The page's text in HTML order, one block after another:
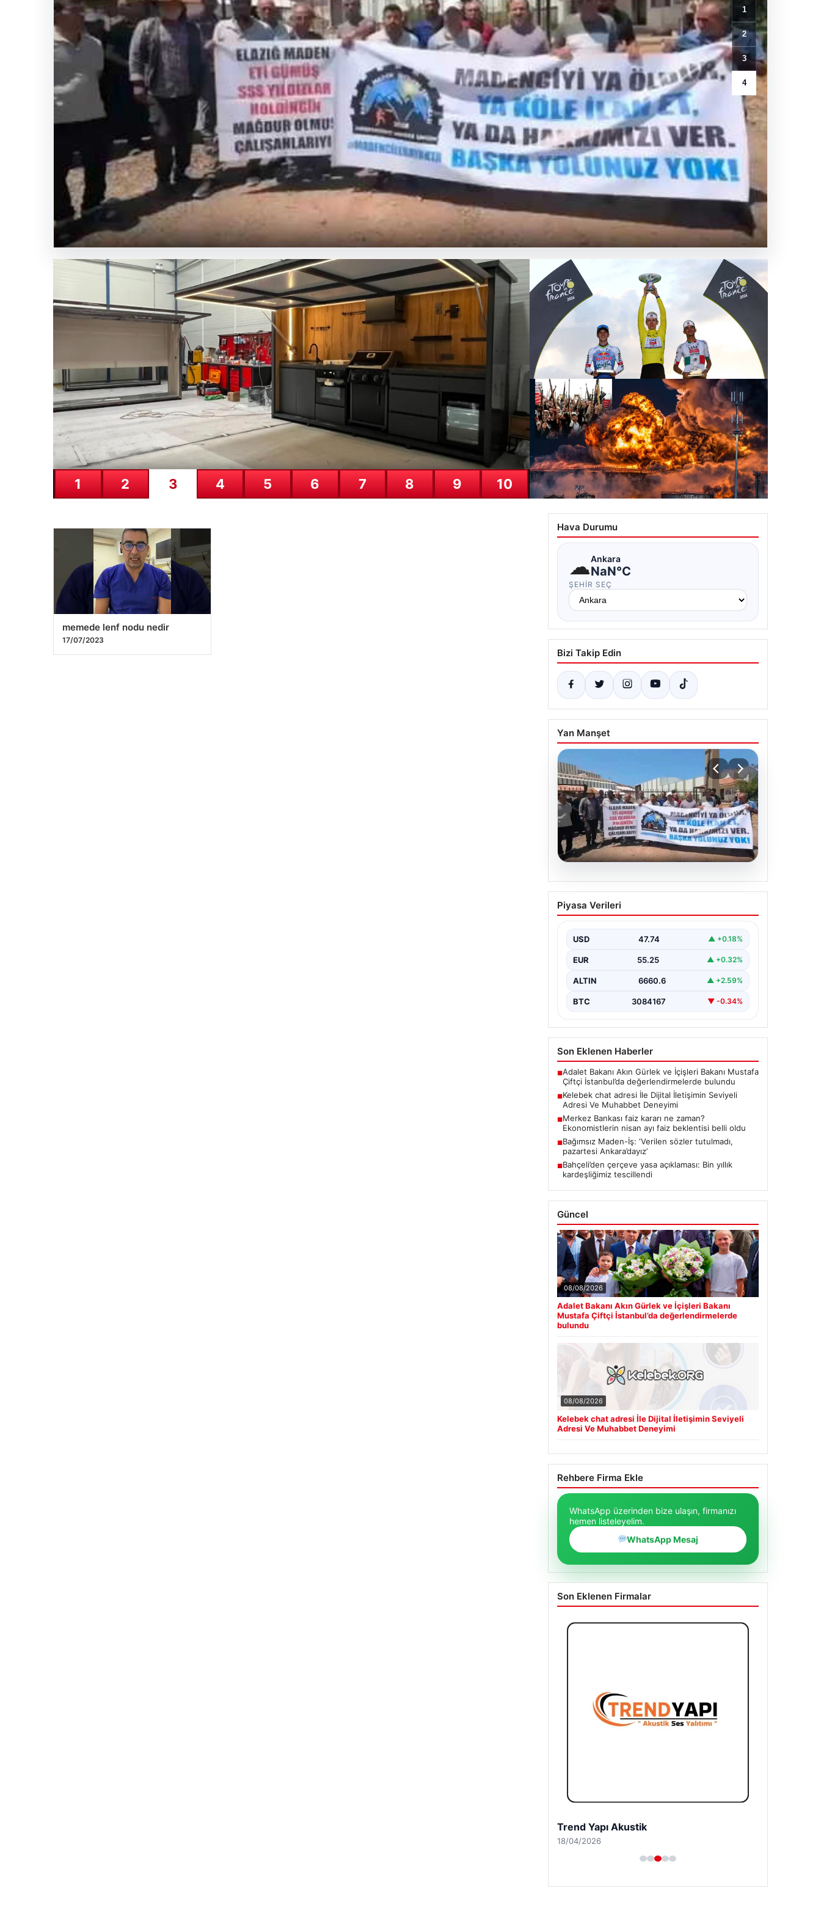
SICAK HABER
GÜNCEL HABERLER 0 YORUM
Bağımsız Maden-İş: ‘Verilen sözler tutulmadı, pazartesi
Ankara’dayız’
1
2
3
4
Bayram
ikramiyeleri
yatacak?
2026
Kurban
Bayramı
emekli
ikramiye
ödemeleri
1 2 3 4 5 6 7 8 9 10
5. kez şampiyon: 2026 Fransa Bisiklet Turu’nda
zafere Tadej Pogacar ulaştı
27.07.2026 09:33
ABD-İran savaşında yeni cephe: Husiler Riyad’a,
Ukrayna İran’a saldırdı!
26.07.2026 10:33
memede lenf nodu nedir
17/07/2023
Hava Durumu
☁Ankara
NaN°C
ŞEHIR SEÇ
Bizi Takip Edin
Yan Manşet
Bağımsız Maden-İş: ‘Verilen
sözler tutulmadı, pazartesi
Piyasa Verileri
USD 47.74 ▲ +0.18%
EUR 55.25 ▲ +0.32%
ALTIN 6660.6 ▲ +2.59%
BTC 3084167 ▼ -0.34%
Son Eklenen Haberler
■Adalet Bakanı Akın Gürlek ve İçişleri Bakanı Mustafa
Çiftçi İstanbul’da değerlendirmelerde bulundu
■Kelebek chat adresi İle Dijital İletişimin Seviyeli
Adresi Ve Muhabbet Deneyimi
■Merkez Bankası faiz kararı ne zaman?
Ekonomistlerin nisan ayı faiz beklentisi belli oldu
■Bağımsız Maden-İş: ‘Verilen sözler tutulmadı,
pazartesi Ankara’dayız’
■Bahçeli’den çerçeve yasa açıklaması: Bin yıllık
kardeşliğimiz tescillendi
Güncel
08/08/2026
Adalet Bakanı Akın Gürlek ve İçişleri Bakanı
Mustafa Çiftçi İstanbul’da değerlendirmelerde
bulundu
08/08/2026
Kelebek chat adresi İle Dijital İletişimin Seviyeli
Adresi Ve Muhabbet Deneyimi
Rehbere Firma Ekle
WhatsApp üzerinden bize ulaşın, firmanızı
hemen listeleyelim.
WhatsApp Mesaj
Son Eklenen Firmalar
A Life Ankara Hastanesi
27/03/2026